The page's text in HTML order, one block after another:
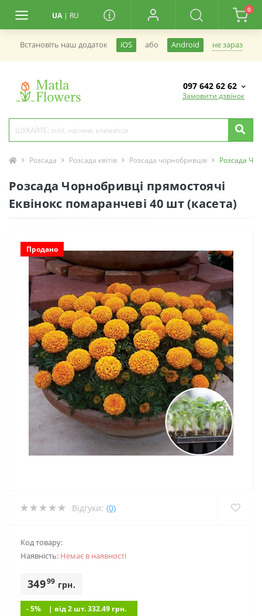
UA | RU
0
Встановiть наш додаток iOS або Android не зараз
097 642 62 62
Замовити дзвінок
Розсада Розсада квітів Розсада чорнобривців Розсада
Розсада Чорнобривці прямостоячі
Еквінокс помаранчеві 40 шт (касета)
Продано
Відгуки: (0)
Код товару:
Наявність: Немає в наявностi
34999 грн.
- 5% | вiд 2 шт. 332.49 грн.